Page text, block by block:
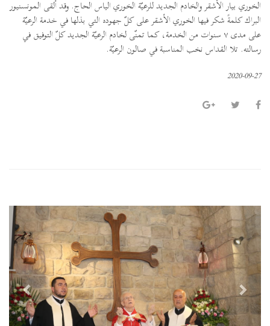
الخوري بيار الأشقر والخادم الجديد للرعيّة الخوري الياس الحاج. وقد ألقى المونسنيور
البراك كلمةً شكر فيها الخوري الأشقر على كلّ جهوده التي بذلها في خدمة الرعيّة
على مدى ٧ سنوات من الخدمة، كما تمنّى لخادم الرعيّة الجديد كلّ التوفيق في
رسالته. تلا القداس نخب المناسبة في صالون الرعيّة.
2020-09-27
P
r
e
v
i
o
u
s
N
e
x